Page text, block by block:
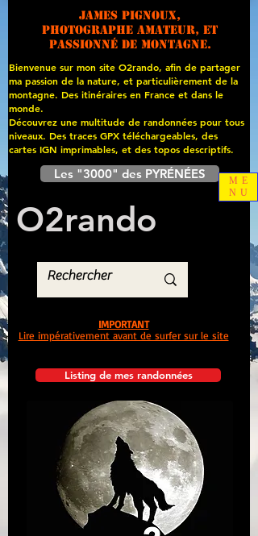
James PIGNOUX,
photographe amateur, et
passionné de montagne.
Bienvenue sur mon site O2rando, afin de partager
ma passion de la nature, et particulièrement de la
montagne. Des itinéraires en France et dans le
monde.
Découvrez une multitude de randonnées pour tous
niveaux. Des traces GPX téléchargeables, des
cartes IGN imprimables, et des topos descriptifs.
Les "3000" des PYRÉNÉES
O2rando
Listing de mes randonnées
IMPORTANT
Lire impérativement avant de surfer sur le site
ME
NU